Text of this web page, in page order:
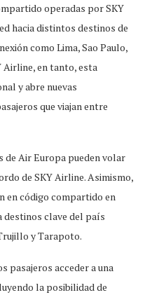
operadas por SKY
hacia distintos destinos de
como Lima, Sao Paulo,
Airline, en tanto, esta
y abre nuevas
que viajan entre
de Air Europa pueden volar
de SKY Airline. Asimismo,
en código compartido en
destinos clave del país
y Tarapoto.
pasajeros acceder a una
la posibilidad de